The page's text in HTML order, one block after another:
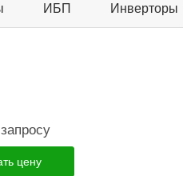
ИБП Инверторы
цену